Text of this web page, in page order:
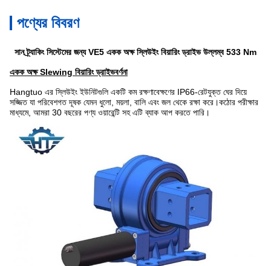
পণ্যের বিবরণ
সান ট্র্যাকিং সিস্টেমের জন্য VE5 একক অক্ষ স্লিউইং বিয়ারিং ড্রাইভ উল্লম্ব 533 Nm
একক অক্ষ Slewing বিয়ারিং ড্রাইভবর্ণনা
Hangtuo এর স্লিউইং ইউনিটগুলি একটি কম রক্ষণাবেক্ষণের IP66-রেটযুক্ত ঘের দিয়ে
সজ্জিত যা পরিবেশগত দূষক যেমন ধুলো, ময়লা, বালি এবং জল থেকে রক্ষা করে।কঠোর পরীক্ষার
মাধ্যমে, আমরা 30 বছরের পণ্য ওয়ারেন্টি সহ এটি ব্যাক আপ করতে পারি।